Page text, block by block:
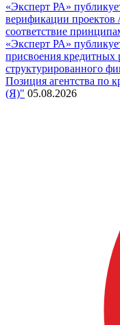
«Эксперт РА»
верификации проектов
соответствие
«Эксперт РА»
присвоения кредитных
структурированного
Позиция агентства
(Я)" 05.08.2026